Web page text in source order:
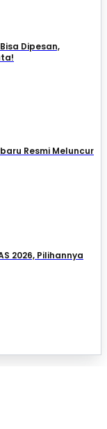
Dipesan,
Resmi Meluncur
2026, Pilihannya